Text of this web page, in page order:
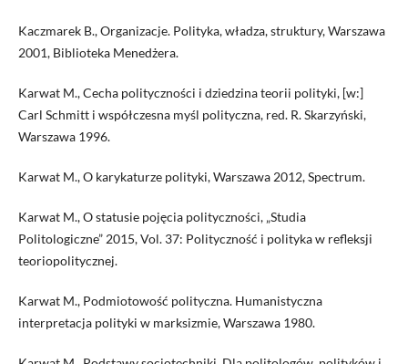
Kaczmarek B., Organizacje. Polityka, władza, struktury, Warszawa
2001, Biblioteka Menedżera.
Karwat M., Cecha polityczności i dziedzina teorii polityki, [w:]
Carl Schmitt i współczesna myśl polityczna, red. R. Skarzyński,
Warszawa 1996.
Karwat M., O karykaturze polityki, Warszawa 2012, Spectrum.
Karwat M., O statusie pojęcia polityczności, „Studia
Politologiczne” 2015, Vol. 37: Polityczność i polityka w refleksji
teoriopolitycznej.
Karwat M., Podmiotowość polityczna. Humanistyczna
interpretacja polityki w marksizmie, Warszawa 1980.